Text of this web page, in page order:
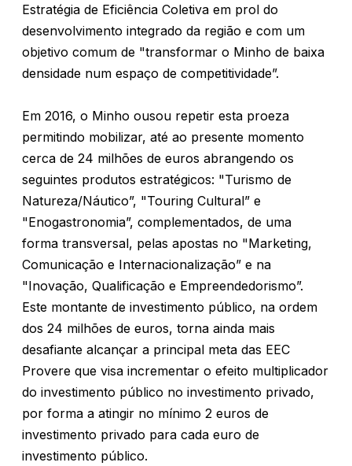
Estratégia de Eficiência Coletiva em prol do
desenvolvimento integrado da região e com um
objetivo comum de "transformar o Minho de baixa
densidade num espaço de competitividade”.
Em 2016, o Minho ousou repetir esta proeza
permitindo mobilizar, até ao presente momento
cerca de 24 milhões de euros abrangendo os
seguintes produtos estratégicos: "Turismo de
Natureza/Náutico”, "Touring Cultural” e
"Enogastronomia”, complementados, de uma
forma transversal, pelas apostas no "Marketing,
Comunicação e Internacionalização” e na
"Inovação, Qualificação e Empreendedorismo”.
Este montante de investimento público, na ordem
dos 24 milhões de euros, torna ainda mais
desafiante alcançar a principal meta das EEC
Provere que visa incrementar o efeito multiplicador
do investimento público no investimento privado,
por forma a atingir no mínimo 2 euros de
investimento privado para cada euro de
investimento público.